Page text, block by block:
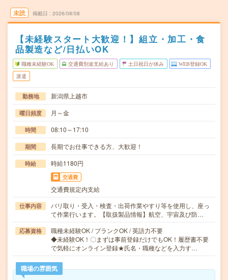
未読 掲載日 2026/08/08
【未経験スタート大歓迎！】組立・加工・食
品製造など/日払いOK
職種未経験OK 交通費別途支給あり 土日祝日が休み WEB登録OK
派遣
勤務地 新潟県上越市
曜日頻度 月～金
時間 08:10～17:10
期間 長期でお仕事できる方、大歓迎！
時給 時給1180円
交通費
交通費規定内支給
仕事内容
バリ取り・受入・検査・出荷作業やすり等を使用し、座っ
て作業行います。【取扱製品情報】航空、宇宙及び防…
応募資格
職種未経験OK / ブランクOK / 英語力不要
◆未経験OK！〇まずは事前登録だけでもOK！履歴書不要
で気軽にオンライン登録★氏名・職種などを入力す…
職場の雰囲気